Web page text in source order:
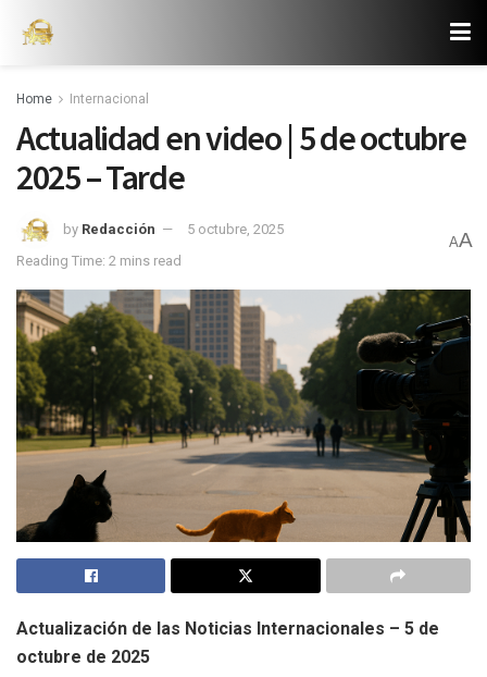
Home Internacional
Actualidad en video | 5 de octubre
2025 – Tarde
by Redacción
5 octubre, 2025
Reading Time: 2 mins read
AA
Actualización de las Noticias Internacionales – 5 de
octubre de 2025